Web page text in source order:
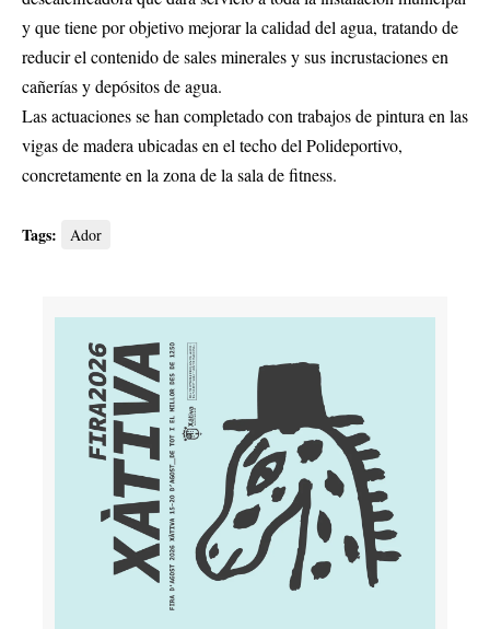
y que tiene por objetivo mejorar la calidad del agua, tratando de
reducir el contenido de sales minerales y sus incrustaciones en
cañerías y depósitos de agua.
Las actuaciones se han completado con trabajos de pintura en las
vigas de madera ubicadas en el techo del Polideportivo,
concretamente en la zona de la sala de fitness.
Tags: Ador